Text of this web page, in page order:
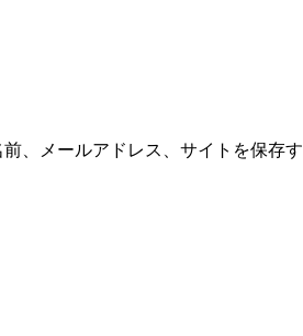
、メールアドレス、サイトを保存す